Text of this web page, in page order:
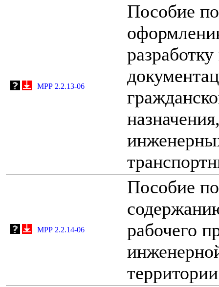
МРР 2.2.13-06
Пособие
МРР 2.2.14-06
Пособие
рабочего
территории